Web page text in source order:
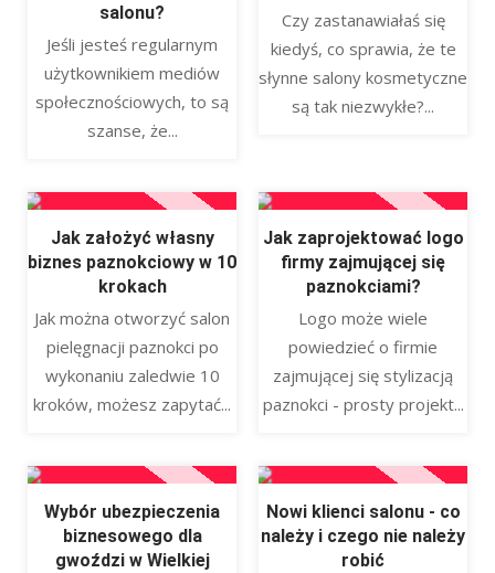
salonu?
Jeśli jesteś regularnym
użytkownikiem mediów
społecznościowych, to są
szanse, że...
Czy zastanawiałaś się
kiedyś, co sprawia, że te
słynne salony kosmetyczne
są tak niezwykłe?...
Jak założyć własny
biznes paznokciowy w 10
krokach
Jak można otworzyć salon
pielęgnacji paznokci po
wykonaniu zaledwie 10
kroków, możesz zapytać...
Jak zaprojektować logo
firmy zajmującej się
paznokciami?
Logo może wiele
powiedzieć o firmie
zajmującej się stylizacją
paznokci - prosty projekt...
Wybór ubezpieczenia
biznesowego dla
gwoździ w Wielkiej
Nowi klienci salonu - co
należy i czego nie należy
robić